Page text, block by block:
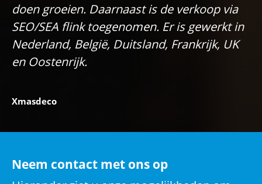
doen groeien. Daarnaast is de verkoop via
SEO/SEA flink toegenomen. Er is gewerkt in
Nederland, België, Duitsland, Frankrijk, UK
en Oostenrijk.
Xmasdeco
Neem contact met ons op